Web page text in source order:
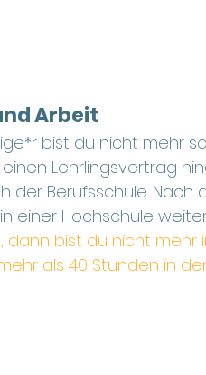
Arbeit
bist du nicht mehr
einen Lehrlingsvertrag
der Berufsschule.
einer Hochschule
dann bist du nicht
als 40 Stunden in